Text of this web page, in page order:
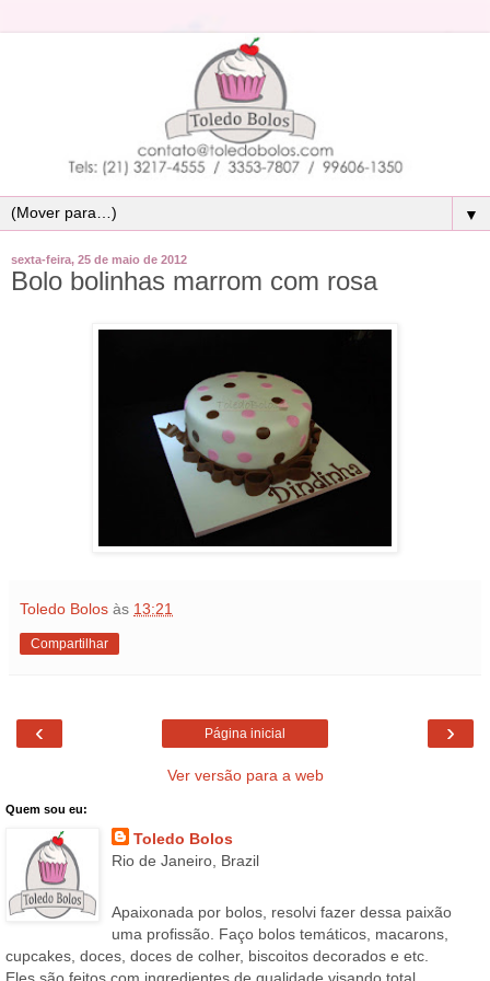
▼
sexta-feira, 25 de maio de 2012
Bolo bolinhas marrom com rosa
Toledo Bolos às 13:21
Compartilhar
‹ ›
Página inicial
Ver versão para a web
Quem sou eu:
Toledo Bolos
Rio de Janeiro, Brazil
Apaixonada por bolos, resolvi fazer dessa paixão
uma profissão. Faço bolos temáticos, macarons,
cupcakes, doces, doces de colher, biscoitos decorados e etc.